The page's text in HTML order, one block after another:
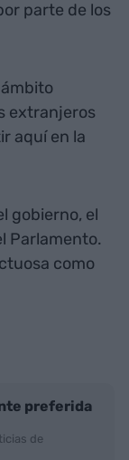
parte de los
extranjeros
aquí en la
gobierno, el
Parlamento.
como
preferida
de